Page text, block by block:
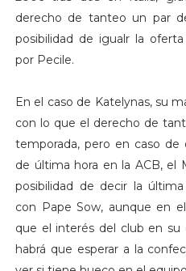
derecho de tanteo un par
posibilidad de igualr la
por Pecile.
En el caso de Katelynas, su
con lo que el derecho de
temporada, pero en caso de
de última hora en la ACB, el
posibilidad de decir la
con Pape Sow, aunque en
que el interés del club en
habrá que esperar a la